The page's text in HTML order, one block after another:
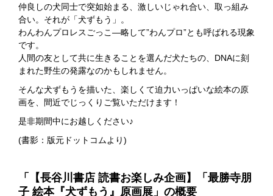
仲良しの犬同士で突如始まる、激しいじゃれ合い、取っ組み
合い。それが「犬ずもう」。
わんわんプロレスごっこ―略して”わんプロ”とも呼ばれる現象
です。
人間の友として共に生きることを選んだ犬たちの、DNAに刻
まれた野生の発露なのかもしれません。
そんな犬ずもうを描いた、楽しくて迫力いっぱいな絵本の原
画を、間近でじっくりご覧いただけます！
是非期間中にお越しください♪
(書影：版元ドットコムより)
「【長谷川書店 読書お楽しみ企画】「最勝寺朋
子 絵本『犬ずもう』原画展」の概要